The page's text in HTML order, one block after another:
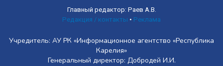
Главный редактор: Раев А.В.
Редакция / контакты • Реклама
Учредитель: АУ РК «Информационное агентство «Республика
Карелия»
Генеральный директор: Добродей И.И.